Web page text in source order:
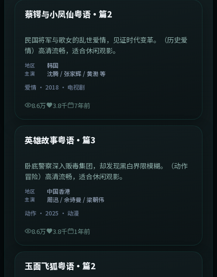
热门
蔡锷与小凤仙粤语·篇2
民国将军与歌女的乱世爱情，见证时代变革。（历史爱
情）高清流畅，适合休闲观影。
地区 韩国
主演
沈腾 / 张家辉 / 黄渤 等
爱情· 2018· 电视剧
8.6万 3.8千 7年前
热门
英雄故事粤语·篇3
卧底警察深入贩毒集团，却发现黑白界限模糊。（动作
冒险）高清流畅，适合休闲观影。
地区 中国香港
主演
周迅 / 佘诗曼 / 梁朝伟
动作· 2025 · 动漫
8.6万 3.8千 1年前
热门
玉面飞狐粤语·篇2